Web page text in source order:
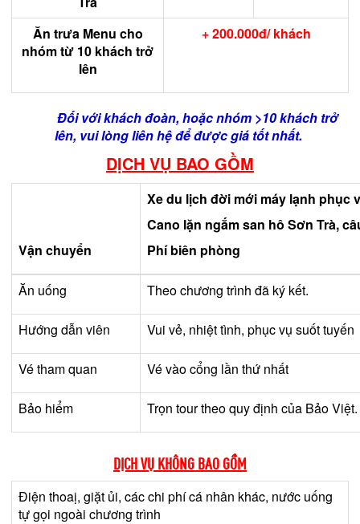
Ăn trưa Menu cho
nhóm từ 10 khách trở
lên
+ 200.000đ/ khách
Đối với khách đoàn, hoặc nhóm >10 khách trở
lên, vui lòng liên hệ để được giá tốt nhất.
DỊCH VỤ BAO GỒM
Vận chuyển
Xe du lịch đời mới máy lạnh phục
Cano lặn ngắm san hô Sơn Trà,
Phí biên phòng
Ăn uống Theo chương trình đã ký kết.
Hướng dẫn viên Vui vẻ, nhiệt tình, phục vụ suốt tuyến
Vé tham quan Vé vào cổng lần thứ nhất
Bảo hiểm Trọn tour theo quy định của Bảo
DỊCH VỤ KHÔNG BAO GỒM
Điện thoaị, giặt ủi, các chi phí cá nhân khác, nước uống
tự gọi ngoài chương trình